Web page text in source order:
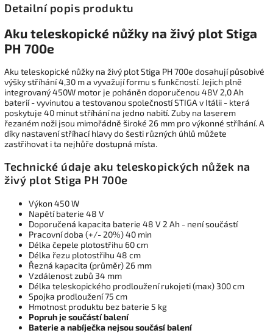
Detailní popis produktu
Aku teleskopické nůžky na živý plot Stiga
PH 700e
Aku teleskopické nůžky na živý plot Stiga PH 700e dosahují působivé
výšky stříhání 4,30 m a vyvažují formu s funkčností. Jejich plně
integrovaný 450W motor je poháněn doporučenou 48V 2,0 Ah
baterií - vyvinutou a testovanou společností STIGA v Itálii - která
poskytuje 40 minut stříhání na jedno nabití. Zuby na laserem
řezaném noži jsou mimořádně široké 26 mm pro výkonné stříhání. A
díky nastavení stříhací hlavy do šesti různých úhlů můžete
zastřihovat i ta nejhůře dostupná místa.
Technické údaje aku teleskopických nůžek na
živý plot Stiga PH 700e
Výkon 450 W
Napětí baterie 48 V
Doporučená kapacita baterie 48 V 2 Ah - není součástí
Pracovní doba (+/- 20%) 40 min
Délka čepele plotostřihu 60 cm
Délka řezu plotostřihu 48 cm
Řezná kapacita (průměr) 26 mm
Vzdálenost zubů 34 mm
Délka teleskopického prodloužení rukojeti (max) 300 cm
Spojka prodloužení 75 cm
Hmotnost produktu bez baterie 5 kg
Popruh je součástí balení
Baterie a nabíječka nejsou součásí balení